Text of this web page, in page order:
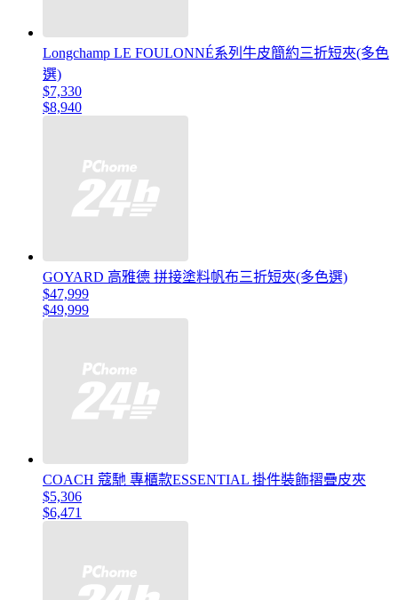
Longchamp LE FOULONNÉ系列牛皮簡約三折短夾(多色
選)
$7,330
$8,940
GOYARD 高雅德 拼接塗料帆布三折短夾(多色選)
$47,999
$49,999
COACH 蔻馳 專櫃款ESSENTIAL 掛件裝飾摺疊皮夾
$5,306
$6,471